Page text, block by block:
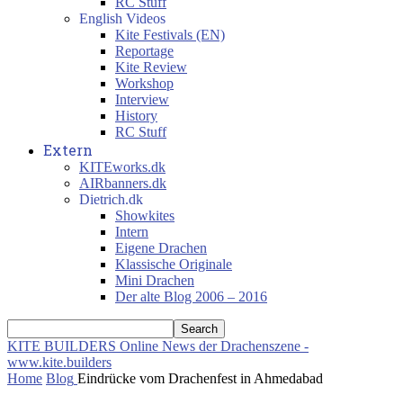
English Videos
Kite Festivals (EN)
Reportage
Kite Review
Workshop
Interview
History
RC Stuff
Extern
KITEworks.dk
AIRbanners.dk
Dietrich.dk
Showkites
Intern
Eigene Drachen
Klassische Originale
Mini Drachen
Der alte Blog 2006 – 2016
KITE BUILDERS Online News der Drachenszene -
www.kite.builders
Home Blog Eindrücke vom Drachenfest in Ahmedabad